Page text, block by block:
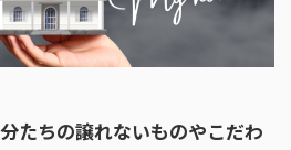
たちの譲れないものやこだわ